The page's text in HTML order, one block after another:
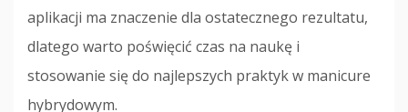
aplikacji ma znaczenie dla ostatecznego rezultatu,
dlatego warto poświęcić czas na naukę i
stosowanie się do najlepszych praktyk w manicure
hybrydowym.